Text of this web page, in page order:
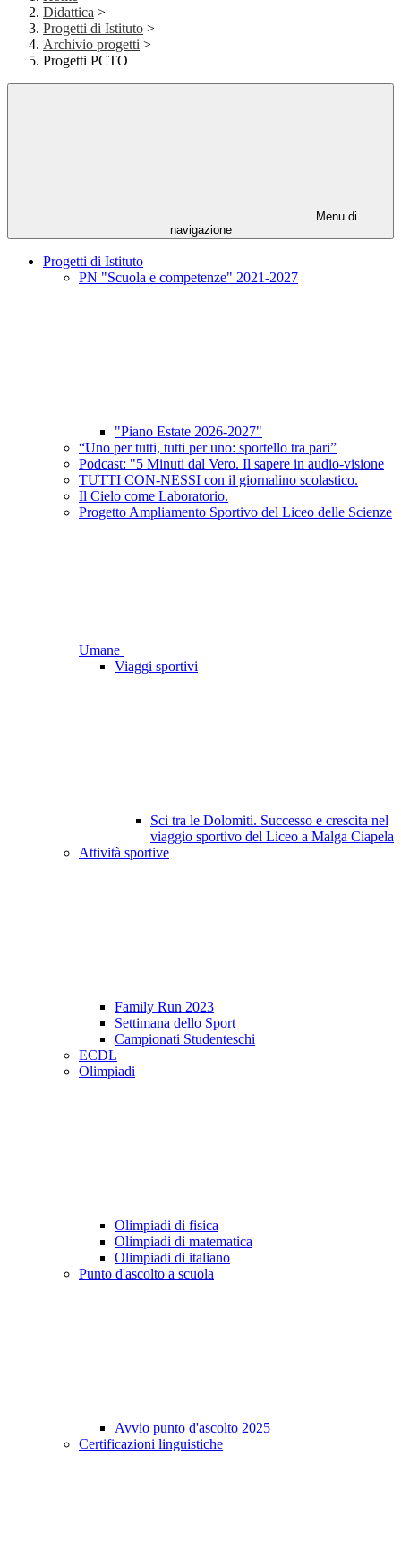
Didattica >
Progetti di Istituto >
Archivio progetti >
Progetti PCTO
Menu di
navigazione
Progetti di Istituto
PN "Scuola e competenze" 2021-2027
"Piano Estate 2026-2027"
“Uno per tutti, tutti per uno: sportello tra pari”
Podcast: "5 Minuti dal Vero. Il sapere in audio-visione
TUTTI CON-NESSI con il giornalino scolastico.
Il Cielo come Laboratorio.
Progetto Ampliamento Sportivo del Liceo delle Scienze
Umane
Viaggi sportivi
Sci tra le Dolomiti. Successo e crescita nel
viaggio sportivo del Liceo a Malga Ciapela
Attività sportive
Family Run 2023
Settimana dello Sport
Campionati Studenteschi
ECDL
Olimpiadi
Olimpiadi di fisica
Olimpiadi di matematica
Olimpiadi di italiano
Punto d'ascolto a scuola
Avvio punto d'ascolto 2025
Certificazioni linguistiche